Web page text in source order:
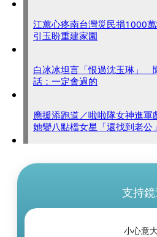
江蕙心疼南台灣災民捐1000
引玉盼重建家園
白冰冰坦言「恨過沈玉琳」
話：一定會過的
應援添跑道／啦啦隊女神進
她變八點檔女星「還找到老公」
支持
小心意